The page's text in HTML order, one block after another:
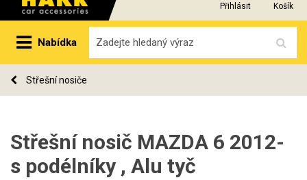
Přihlásit Košík
Nabídka
Střešní nosiče
Střešní nosič MAZDA 6 2012-
s podélníky , Alu tyč